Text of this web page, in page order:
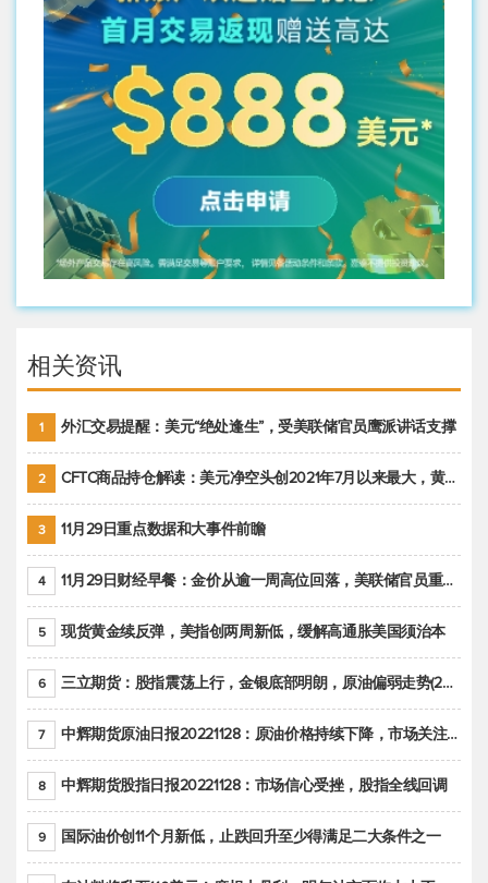
相关资讯
1 外汇交易提醒：美元“绝处逢生”，受美联储官员鹰派讲话支撑
2 CFTC商品持仓解读：美元净空头创2021年7月以来最大，黄金期货投机性净多头头寸减少
3 11月29日重点数据和大事件前瞻
4 11月29日财经早餐：金价从逾一周高位回落，美联储官员重申鹰派立场推动美元回升
5 现货黄金续反弹，美指创两周新低，缓解高通胀美国须治本
6 三立期货：股指震荡上行，金银底部明朗，原油偏弱走势(20221128收评)
7 中辉期货原油日报20221128：原油价格持续下降，市场关注OPEC+新一轮产能政策
8 中辉期货股指日报20221128：市场信心受挫，股指全线回调
9 国际油价创11个月新低，止跌回升至少得满足二大条件之一